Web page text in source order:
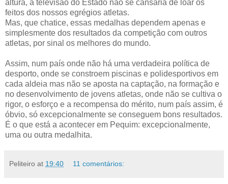
altura, a televisão do Estado não se cansaria de loar os
feitos dos nossos egrégios atletas.
Mas, que chatice, essas medalhas dependem apenas e
simplesmente dos resultados da competição com outros
atletas, por sinal os melhores do mundo.
Assim, num país onde não há uma verdadeira política de
desporto, onde se constroem piscinas e polidesportivos em
cada aldeia mas não se aposta na captação, na formação e
no desenvolvimento de jovens atletas, onde não se cultiva o
rigor, o esforço e a recompensa do mérito, num país assim, é
óbvio, só excepcionalmente se conseguem bons resultados.
É o que está a acontecer em Pequim: excepcionalmente,
uma ou outra medalhita.
Peliteiro at 19:40 11 comentários: